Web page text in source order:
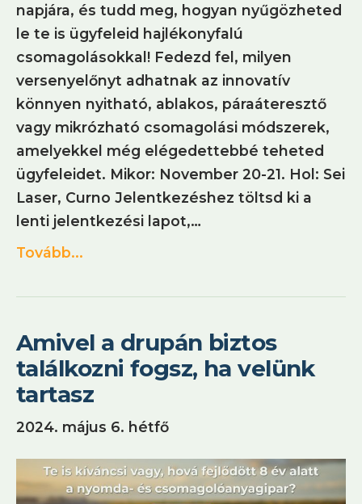
napjára, és tudd meg, hogyan nyűgözheted
le te is ügyfeleid hajlékonyfalú
csomagolásokkal! Fedezd fel, milyen
versenyelőnyt adhatnak az innovatív
könnyen nyitható, ablakos, páraáteresztő
vagy mikrózható csomagolási módszerek,
amelyekkel még elégedettebbé teheted
ügyfeleidet. Mikor: November 20-21. Hol: Sei
Laser, Curno Jelentkezéshez töltsd ki a
lenti jelentkezési lapot,…
Tovább...
Amivel a drupán biztos
találkozni fogsz, ha velünk
tartasz
2024. május 6. hétfő